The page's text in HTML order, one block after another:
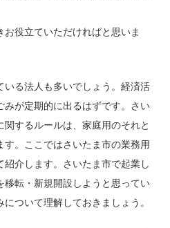
役立ていただければと思いま
いる法人も多いでしょう。経済活
みが定期的に出るはずです。さい
するルールは、家庭用のそれと
す。ここではさいたま市の業務用
介します。さいたま市で起業し
移転・新規開設しようと思ってい
ついて理解しておきましょう。